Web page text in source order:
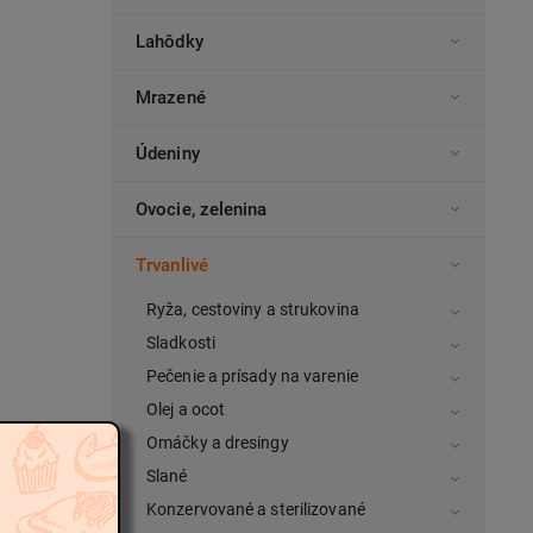
Lahôdky
Mrazené
Údeniny
Ovocie, zelenina
Trvanlivé
Ryža, cestoviny a strukovina
Sladkosti
Pečenie a prísady na varenie
Olej a ocot
Omáčky a dresingy
Slané
Konzervované a sterilizované